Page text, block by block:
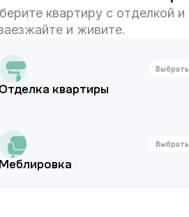
квартиру с отделкой
и живите.
Выбрать
Отделка квартиры
Выбрать
Меблировка